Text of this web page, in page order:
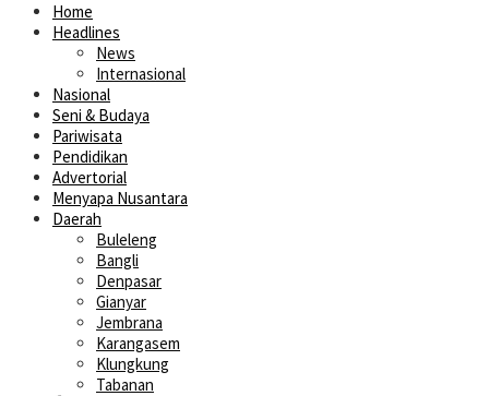
Home
Headlines
News
Internasional
Nasional
Seni & Budaya
Pariwisata
Pendidikan
Advertorial
Menyapa Nusantara
Daerah
Buleleng
Bangli
Denpasar
Gianyar
Jembrana
Karangasem
Klungkung
Tabanan